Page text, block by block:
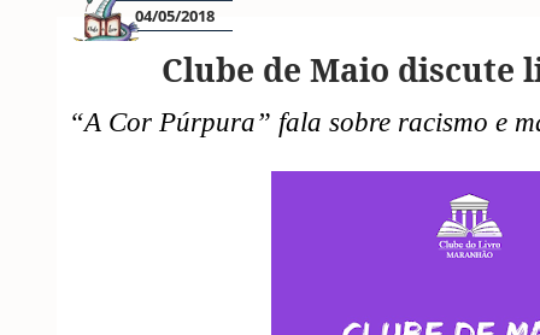
04/05/2018
Clube de Maio discute
“A Cor Púrpura” fala sobre racismo e